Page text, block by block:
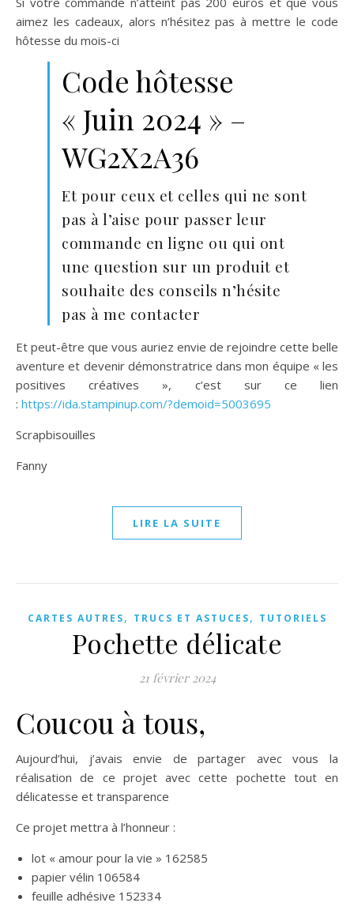
aimez les cadeaux, alors n’hésitez pas à mettre le code
hôtesse du mois-ci
Code hôtesse
« Juin 2024 » –
WG2X2A36
Et pour ceux et celles qui ne sont
pas à l’aise pour passer leur
commande en ligne ou qui ont
une question sur un produit et
souhaite des conseils n’hésite
pas à me contacter
Et peut-être que vous auriez envie de rejoindre cette belle
aventure et devenir démonstratrice dans mon équipe « les
positives créatives », c’est sur ce lien
: https://ida.stampinup.com/?demoid=5003695
Scrapbisouilles
Fanny
LIRE LA SUITE
CARTES AUTRES, TRUCS ET ASTUCES, TUTORIELS
Pochette délicate
21 février 2024
Coucou à tous,
Aujourd’hui, j’avais envie de partager avec vous la
réalisation de ce projet avec cette pochette tout en
délicatesse et transparence
Ce projet mettra à l’honneur :
lot « amour pour la vie » 162585
papier vélin 106584
feuille adhésive 152334